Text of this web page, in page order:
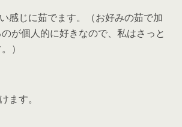
感じに茹でます。（お好みの茹で加
が個人的に好きなので、私はさっと
）
ます。